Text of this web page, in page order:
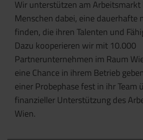
Wir unterstützen am
Menschen dabei, eine dauerhafte
finden, die ihren Talenten und
Dazu kooperieren wir mit 10.000
Partnerunternehmen im Raum
eine Chance in ihrem Betrieb
einer Probephase fest in ihr Team
finanzieller Unterstützung des
Wien.